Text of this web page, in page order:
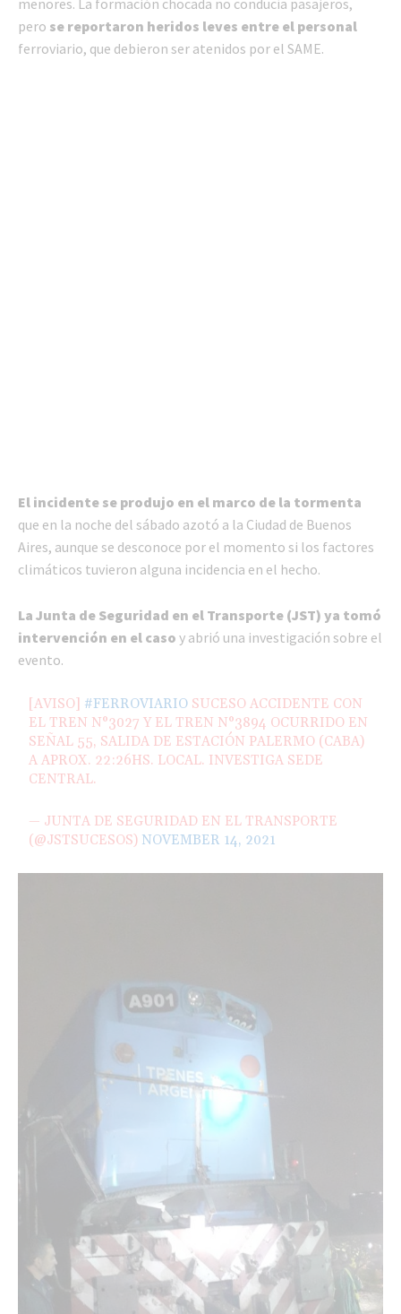
menores. La formación chocada no conducía pasajeros,
pero se reportaron heridos leves entre el personal
ferroviario, que debieron ser atenidos por el SAME.
El incidente se produjo en el marco de la tormenta
que en la noche del sábado azotó a la Ciudad de Buenos
Aires, aunque se desconoce por el momento si los factores
climáticos tuvieron alguna incidencia en el hecho.
La Junta de Seguridad en el Transporte (JST) ya tomó
intervención en el caso y abrió una investigación sobre el
evento.
[AVISO] #FERROVIARIO SUCESO ACCIDENTE CON
EL TREN N°3027 Y EL TREN N°3894 OCURRIDO EN
SEÑAL 55, SALIDA DE ESTACIÓN PALERMO (CABA)
A APROX. 22:26HS. LOCAL. INVESTIGA SEDE
CENTRAL.
— JUNTA DE SEGURIDAD EN EL TRANSPORTE
(@JSTSUCESOS) NOVEMBER 14, 2021